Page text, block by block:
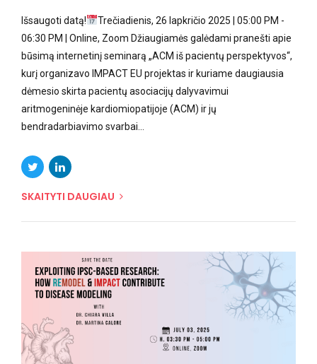
Išsaugoti datą!
Trečiadienis, 26 lapkričio 2025 | 05:00 PM -
06:30 PM | Online, Zoom Džiaugiamės galėdami pranešti apie
būsimą internetinį seminarą „ACM iš pacientų perspektyvos“,
kurį organizavo IMPACT EU projektas ir kuriame daugiausia
dėmesio skirta pacientų asociacijų dalyvavimui
aritmogeninėje kardiomiopatijoje (ACM) ir jų
bendradarbiavimo svarbai...
SKAITYTI DAUGIAU